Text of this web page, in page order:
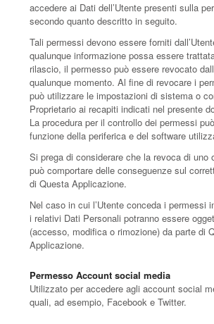
accedere ai Dati dell’Utente presenti sulla
secondo quanto descritto in seguito.
Tali permessi devono essere forniti
qualunque informazione possa essere
rilascio, il permesso può essere revocato
qualunque momento. Al fine di revocare i
può utilizzare le impostazioni di sistema o
Proprietario ai recapiti indicati nel presente
La procedura per il controllo dei permessi
funzione della periferica e del software
Si prega di considerare che la revoca di uno
può comportare delle conseguenze sul
di Questa Applicazione.
Nel caso in cui l’Utente conceda i permessi
i relativi Dati Personali potranno essere
(accesso, modifica o rimozione) da parte di
Applicazione.
Permesso Account social media
Utilizzato per accedere agli account social
quali, ad esempio, Facebook e Twitter.